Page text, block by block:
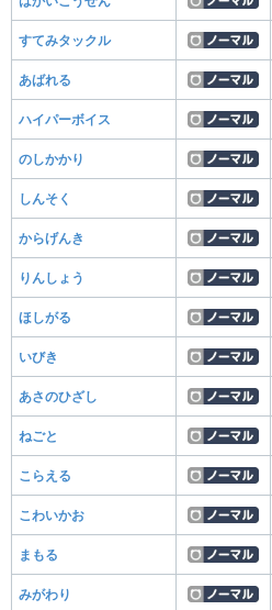
すてみタックル
あばれる
ハイパーボイス
のしかかり
しんそく
からげんき
りんしょう
ほしがる
いびき
あさのひざし
ねごと
こらえる
こわいかお
まもる
みがわり